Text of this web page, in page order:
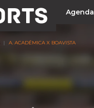
Agenda
A. ACADÉMICA X BOAVISTA